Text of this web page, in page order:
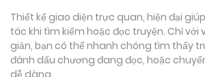
Thiết kế giao diện trực quan, hiện đại
tác khi tìm kiếm hoặc đọc truyện. Chỉ với
giản, bạn có thể nhanh chóng tìm thấy
đánh dấu chương đang đọc, hoặc
dễ dàng.